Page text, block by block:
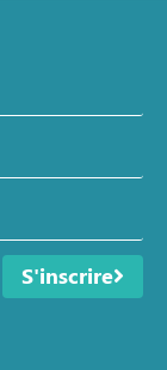
S'inscrire